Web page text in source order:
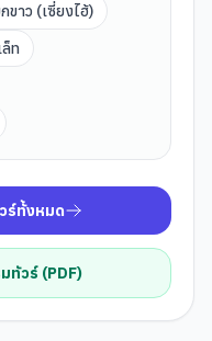
ขาว (เซี่ยงไฮ้)
ล็ท
ร์ทั้งหมด
ทัวร์ (PDF)